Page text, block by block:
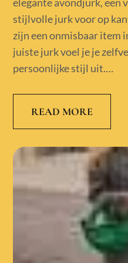
stijlvolle jurk voor op
zijn een onmisbaar item
juiste jurk voel je je
persoonlijke stijl uit.…
READ MORE